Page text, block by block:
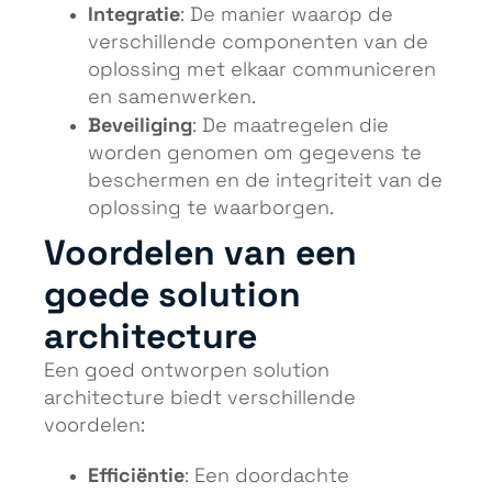
Integratie: De manier waarop de
verschillende componenten van de
oplossing met elkaar communiceren
en samenwerken.
Beveiliging: De maatregelen die
worden genomen om gegevens te
beschermen en de integriteit van de
oplossing te waarborgen.
Voordelen van een
goede solution
architecture
Een goed ontworpen solution
architecture biedt verschillende
voordelen:
Efficiëntie: Een doordachte